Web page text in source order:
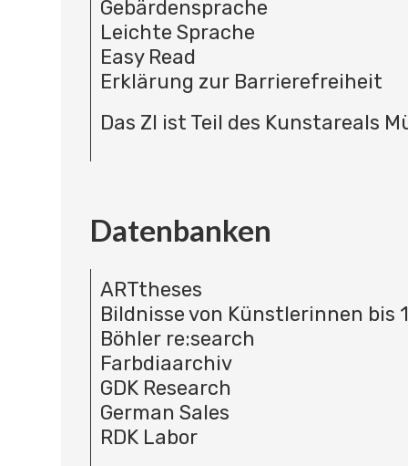
Gebärdensprache
Leichte Sprache
Easy Read
Erklärung zur Barrierefreiheit
Das ZI ist Teil des Kunstareals
Datenbanken
ARTtheses
Bildnisse von Künstlerinnen bis
Böhler re:search
Farbdiaarchiv
GDK Research
German Sales
RDK Labor